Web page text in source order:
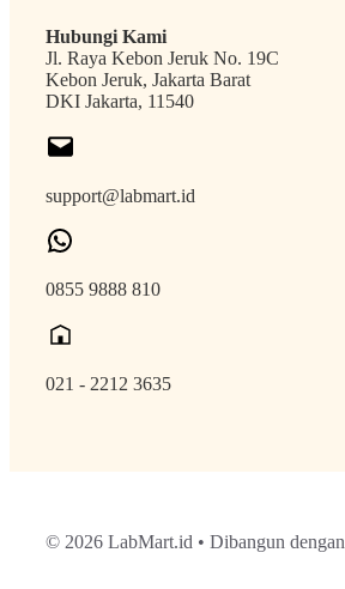
Hubungi Kami
Jl. Raya Kebon Jeruk No. 19C
Kebon Jeruk, Jakarta Barat
DKI Jakarta, 11540
support@labmart.id
0855 9888 810
021 - 2212 3635
© 2026 LabMart.id • Dibangun dengan